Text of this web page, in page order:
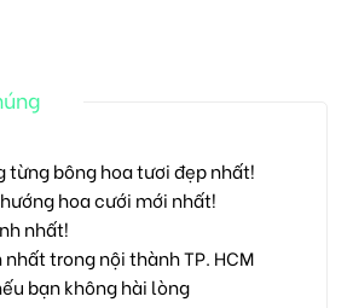
từng bông hoa tươi đẹp nhất!
hoa cưới mới nhất!
nhất!
trong nội thành TP. HCM
bạn không hài lòng